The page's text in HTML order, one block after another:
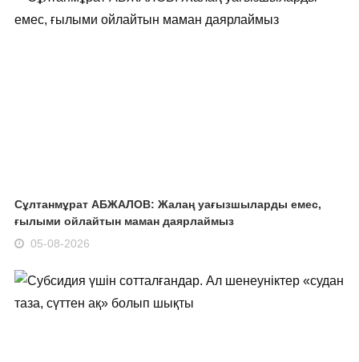
Сұлтанмұрат АБЖАЛОВ: Жалаң уағызшыларды емес,
ғылыми ойлайтын маман даярлаймыз
05-08-2026